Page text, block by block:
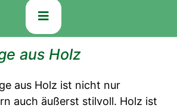
aus Holz
aus Holz ist nicht nur
auch äußerst stilvoll. Holz ist